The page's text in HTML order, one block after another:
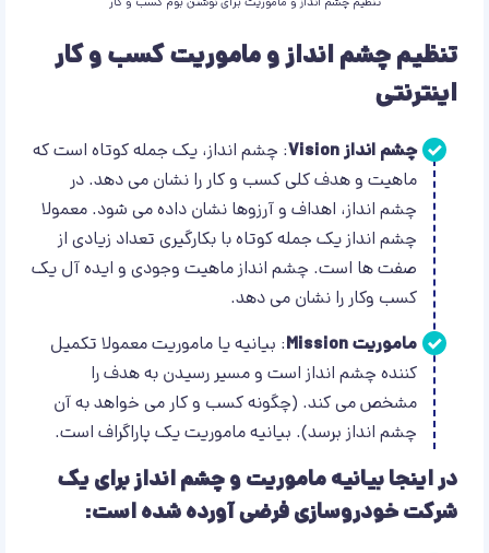
تنظیم چشم انداز و ماموریت کسب و کار
اینترنتی
چشم انداز Vision
: چشم انداز، یک جمله کوتاه است که
ماهیت و هدف کلی کسب و کار را نشان می دهد. در
چشم انداز، اهداف و آرزوها نشان داده می شود. معمولا
چشم انداز یک جمله کوتاه با بکارگیری تعداد زیادی از
صفت ها است. چشم انداز ماهیت وجودی و ایده آل یک
کسب وکار را نشان می دهد.
ماموریت Mission
: بیانیه یا ماموریت معمولا تکمیل
کننده چشم انداز است و مسیر رسیدن به هدف را
مشخص می کند. (چگونه کسب و کار می خواهد به آن
چشم انداز برسد). بیانیه ماموریت یک پاراگراف است.
در اینجا بیانیه ماموریت و چشم انداز برای یک
شرکت خودروسازی فرضی آورده شده است: